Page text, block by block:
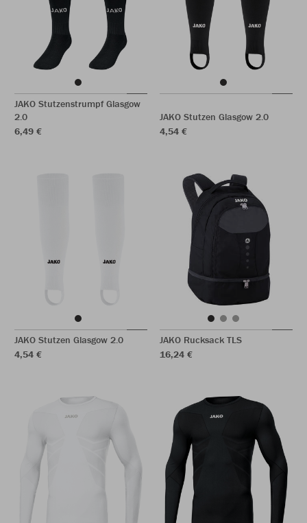
JAKO Stutzenstrumpf Glasgow
2.0
6,49 €
JAKO Stutzen Glasgow 2.0
4,54 €
JAKO Stutzen Glasgow 2.0
4,54 €
JAKO Rucksack TLS
16,24 €